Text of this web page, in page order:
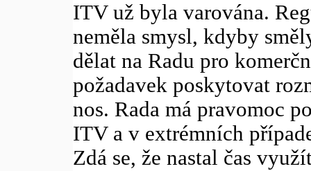
ITV už byla varována.
neměla smysl, kdyby
dělat na Radu pro
požadavek poskytovat
nos. Rada má pravomoc
ITV a v extrémních
Zdá se, že nastal čas